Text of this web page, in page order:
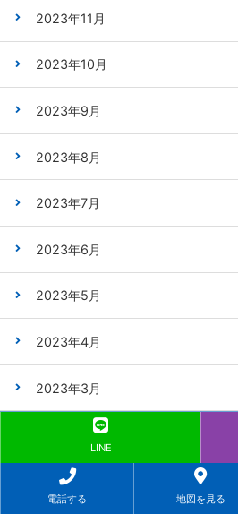
2023年11月
2023年10月
2023年9月
2023年8月
2023年7月
2023年6月
2023年5月
2023年4月
2023年3月
2023年2月
2023年1月
LINE
電話する 地図を見る